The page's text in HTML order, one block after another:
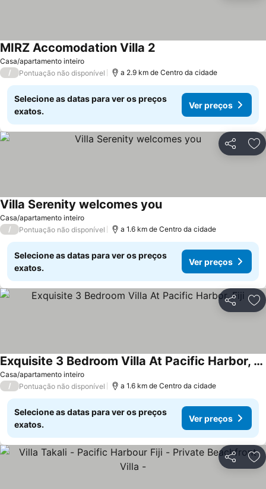
Casa/apartamento inteiro
MIRZ Accomodation Villa 2
/ Pontuação não disponível a 2.9 km de Centro da cidade
Selecione as datas para ver os preços
exatos.
Ver preços
Partilhar
Casa/apartamento inteiro
Villa Serenity welcomes youVer preços
/ Pontuação não disponível a 1.6 km de Centro da cidade
Selecione as datas para ver os preços
exatos.
Ver preços
Partilhar
Casa/apartamento inteiro
Exquisite 3 Bedroom Villa At Pacific Harbor, Fiji
Ver preços
/ Pontuação não disponível a 1.6 km de Centro da cidade
Selecione as datas para ver os preços
exatos.
Ver preços
Partilhar